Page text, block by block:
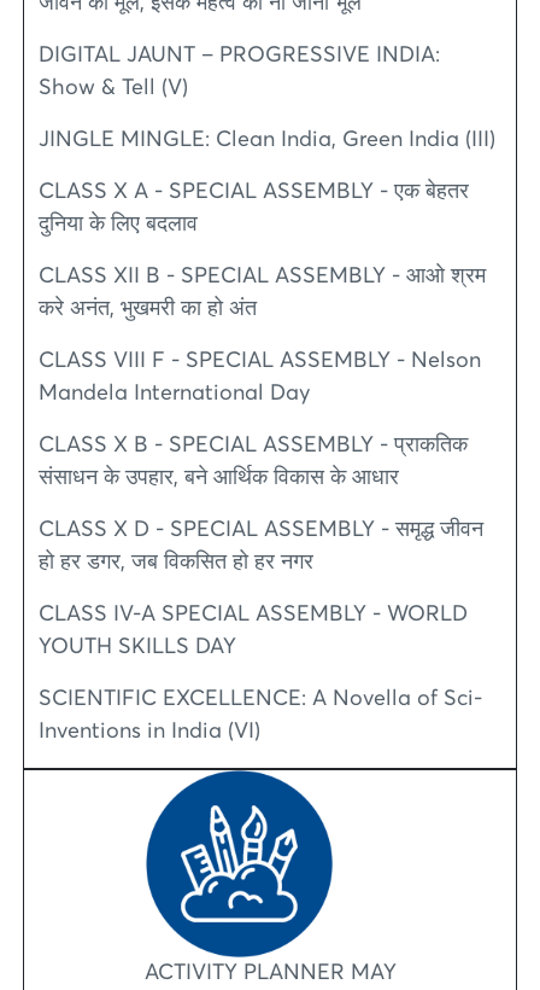
DIGITAL JAUNT – PROGRESSIVE INDIA:
Show & Tell (V)
JINGLE MINGLE: Clean India, Green India (III)
CLASS X A - SPECIAL ASSEMBLY - एक बेहतर
दुनिया के लिए बदलाव
CLASS XII B - SPECIAL ASSEMBLY - आओ श्रम
करे अनंत, भुखमरी का हो अंत
CLASS VIII F - SPECIAL ASSEMBLY - Nelson
Mandela International Day
CLASS X B - SPECIAL ASSEMBLY - प्राकतिक
संसाधन के उपहार, बने आर्थिक विकास के आधार
CLASS X D - SPECIAL ASSEMBLY - समृद्ध जीवन
हो हर डगर, जब विकसित हो हर नगर
CLASS IV-A SPECIAL ASSEMBLY - WORLD
YOUTH SKILLS DAY
SCIENTIFIC EXCELLENCE: A Novella of Sci-
Inventions in India (VI)
ACTIVITY PLANNER MAY